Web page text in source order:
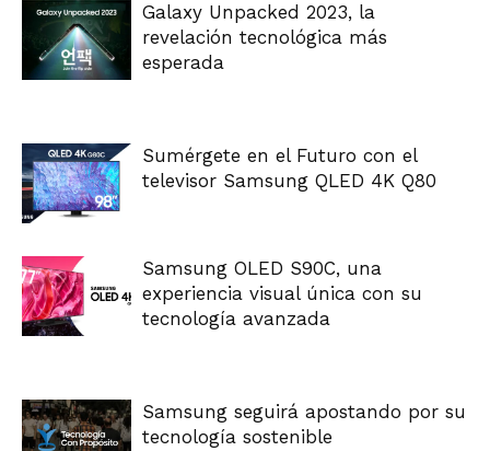
Galaxy Unpacked 2023, la
revelación tecnológica más
esperada
Sumérgete en el Futuro con el
televisor Samsung QLED 4K Q80
Samsung OLED S90C, una
experiencia visual única con su
tecnología avanzada
Samsung seguirá apostando por su
tecnología sostenible